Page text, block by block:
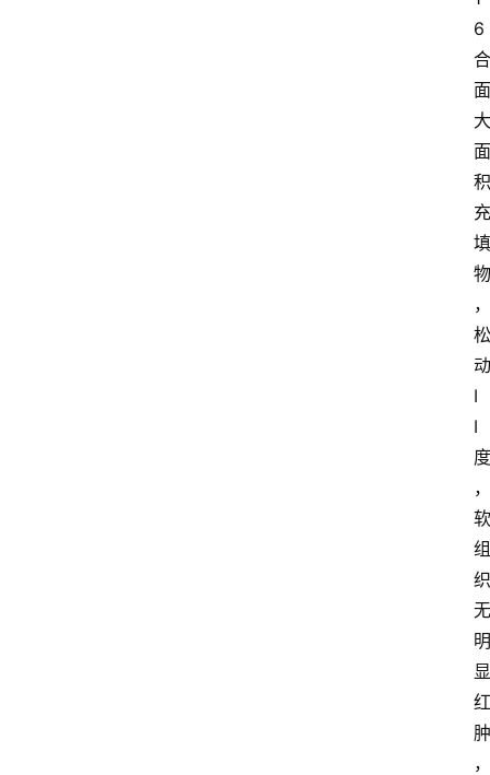
6
合
面
大
面
积
充
填
物
，
松
动
I
I
度
，
软
组
织
无
明
显
红
肿
，